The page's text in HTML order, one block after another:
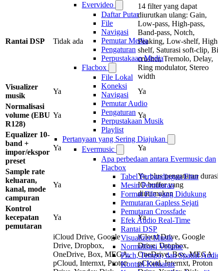
Evervideo
Daftar Putar
File
Navigasi
Pemutar Media
Pengaturan
Perpustakaan Media
Flacbox
File Lokal
Koneksi
Navigasi
Pemutar Audio
Pengaturan
Perpustakaan Musik
Playlist
Pertanyaan yang Sering Diajukan
Evermusic
Apa perbedaan antara Evermusic dan
Flacbox
Tabel Perbandingan Fitur
Mesin Pemutaran
Format File yang Didukung
Pemutaran Gapless Sejati
Pemutaran Crossfade
Efek Audio Real-Time
Rantai DSP
Visualizer Musik
Normalisasi Volume
Pitch, Tempo, dan Spatial
Kontrol Keluaran
Rantai DSP Tidak ada
14 filter yang dapat
diurutkan ulang: Gain,
Low-pass, High-pass,
Band-pass, Notch,
Peaking, Low-shelf,
shelf, Saturasi soft-clip,
crusher, Tremolo, Delay,
Ring modulator, Stereo
width
Visualizer
musik
Ya
Ya
Normalisasi
volume (EBU
R128)
Ya Ya
Equalizer 10-
band +
impor/ekspor
preset
Ya Ya
Sample rate
keluaran,
kanal, mode
campuran
Ya
Ya, plus pengaturan
IO buffer yang
diutamakan
Kontrol
kecepatan
pemutaran
Ya Ya
iCloud Drive, Google
Drive, Dropbox,
OneDrive, Box, MEGA,
pCloud, Internxt, Proton
iCloud Drive, Google
Drive, Dropbox,
OneDrive, Box, MEGA,
pCloud, Internxt, Proton